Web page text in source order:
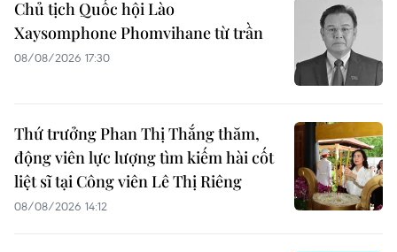
Chủ tịch Quốc hội Lào
Xaysomphone Phomvihane từ trần
08/08/2026 17:30
Thứ trưởng Phan Thị Thắng thăm,
động viên lực lượng tìm kiếm hài cốt
liệt sĩ tại Công viên Lê Thị Riêng
08/08/2026 14:12